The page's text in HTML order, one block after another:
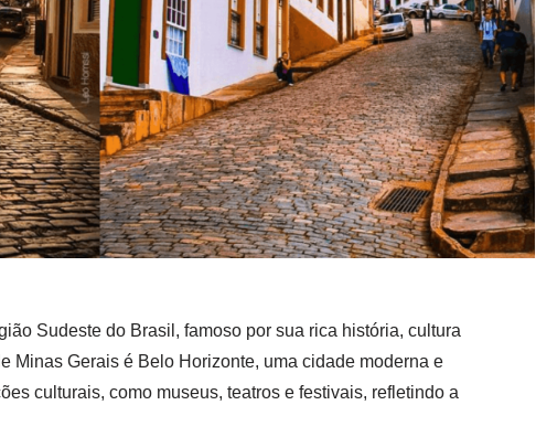
Sudeste do Brasil, famoso por sua rica história, cultura
Minas Gerais é Belo Horizonte, uma cidade moderna e
culturais, como museus, teatros e festivais, refletindo a